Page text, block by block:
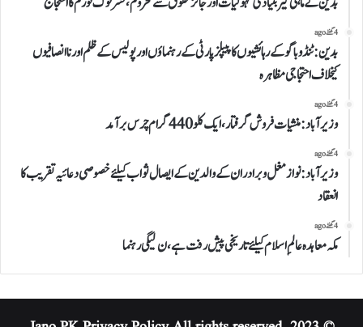
4 گھنٹے ago
بدین: ٹنڈوباگو کے رہائشیوں کا پیپلز پارٹی کے رہنماؤں اور پولیس کے ظلم اور ناانصافیوں
کیخلاف احتجاجی مظاہرہ
4 گھنٹے ago
وزیرآباد:منشیات فروش گرفتار،ایک کلو 440 گرام چرس برآمد
4 گھنٹے ago
وزیرآباد: نواز مغل وبرادران کے والدین کے ایصال ثواب کیلئے خصوصی دعائیہ تقریب کا
انعقاد
4 گھنٹے ago
مکہ معاہدہ عالمِ اسلام کیلئے تاریخی پیش رفت ہے،ن لیگی رہنما